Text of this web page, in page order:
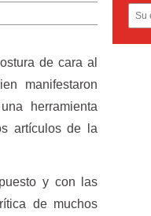
de cara al
manifestaron
herramienta
artículos de la
y con las
de muchos